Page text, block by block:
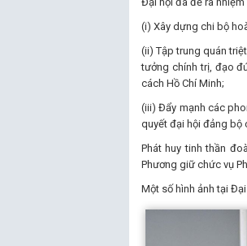
(i) Xây dựng chi bộ
(ii) Tập trung quán
tưởng chính trị, đạo
cách Hồ Chí Minh;
(iii) Đẩy mạnh các
quyết đại hội đảng bộ
Phát huy tinh thần
Phương giữ chức vụ
Một số hình ảnh tại